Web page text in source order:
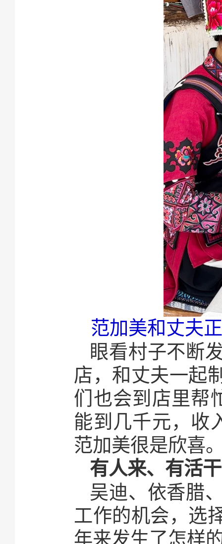
范加美和丈夫
眼看村子不断
店，和丈夫一起
们也会到店里帮
能到几千元，收
范加美很是欣喜
有人来、有活
吴迪、依香腊
工作的机会，选
年来发生了怎样